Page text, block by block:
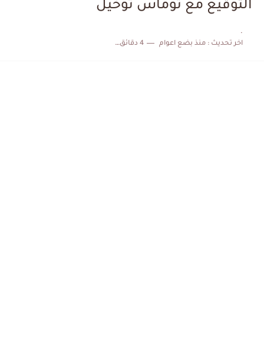
التوقيع مع توماس توخيل
.
اخر تحديث :منذ بضع اعوام 4 دقائق للقراءة